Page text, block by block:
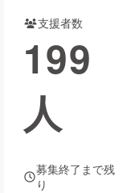
支援者数
199
人
募集終了まで残
り